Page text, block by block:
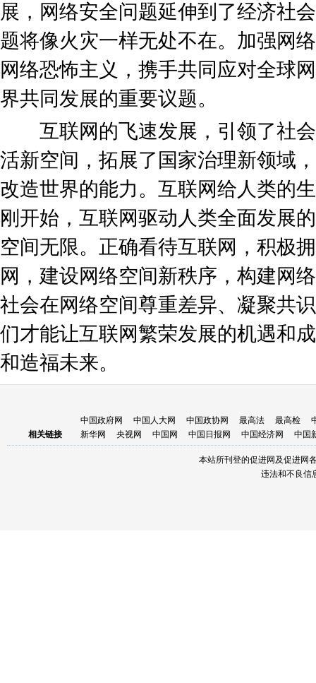
展，网络安全问题延伸到了经济社
题将像火灾一样无处不在。加强网
网络恐怖主义，携手共同应对全球
界共同发展的重要议题。
互联网的飞速发展，引领了社会
活新空间，拓展了国家治理新领域
改造世界的能力。互联网给人类的
刚开始，互联网驱动人类全面发展
空间无限。正确看待互联网，积极
网，建设网络空间新秩序，构建网
社会在网络空间尊重差异、凝聚共
们才能让互联网繁荣发展的机遇和
和造福未来。
相关链接
中国政府网 中国人大网 中国政协网 最高法 最高检
新华网
央视网 中国网 中国日报网 中国经济网 中国
本站所刊登的促进网及促进网
违法和不良信